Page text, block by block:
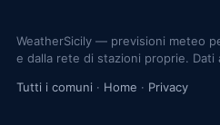
WeatherSicily — previsioni meteo
e dalla rete di stazioni proprie.
Tutti i comuni · Home · Privacy